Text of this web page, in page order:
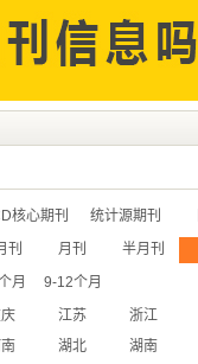
核心期刊 统计源期刊
刊 月刊 半月刊
月
9-12个月
江苏 浙江
湖北 湖南